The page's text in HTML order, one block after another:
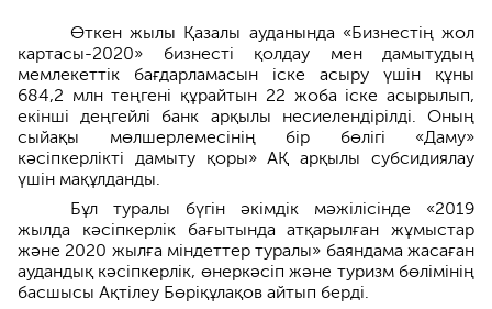
Өткен жылы Қазалы ауданында «Бизнестің жол
картасы-2020» бизнесті қолдау мен дамытудың
мемлекеттік бағдарламасын іске асыру үшін құны
684,2 млн теңгені құрайтын 22 жоба іске асырылып,
екінші деңгейлі банк арқылы несиелендірілді. Оның
сыйақы мөлшерлемесінің бір бөлігі «Даму»
кәсіпкерлікті дамыту қоры» АҚ арқылы субсидиялау
үшін мақұлданды.
Бұл туралы бүгін әкімдік мәжілісінде «2019
жылда кәсіпкерлік бағытында атқарылған жұмыстар
және 2020 жылға міндеттер туралы» баяндама жасаған
аудандық кәсіпкерлік, өнеркәсіп және туризм бөлімінің
басшысы Ақтілеу Бөріқұлақов айтып берді.